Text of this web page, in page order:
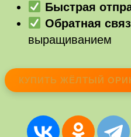
Быстрая
Обратная
выращиванием
КУПИТЬ ЖЁЛТЫЙ